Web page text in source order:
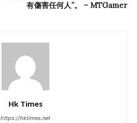
有傷害任何人”。 – MTGamer
Hk Times
https://hktimes.net